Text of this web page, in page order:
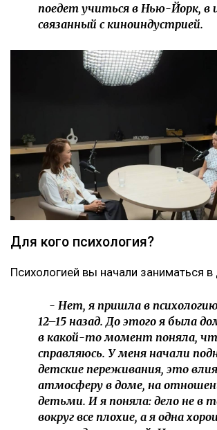
поедет учиться в Нью-Йорк,
связанный с киноиндустрией.
Для кого психология?
Психологией вы начали заниматься
- Нет, я пришла в
12–15 назад. До этого я была
в какой-то момент поняла,
справляюсь. У меня начали
детские переживания, это
атмосферу в доме, на
детьми. И я поняла: дело не в
вокруг все плохие, а я одна